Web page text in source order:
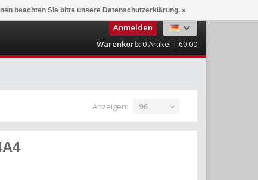
Anmelden
Warenkorb:0Artikel | €0,00
Anzeigen: 96
beachten Sie bitte unsere Datenschutzerklärung. »